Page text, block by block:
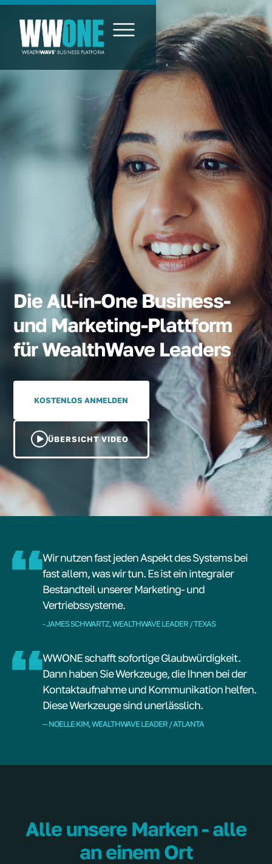
Die All-in-One Business-
und Marketing-Plattform
für WealthWave Leaders
KOSTENLOS ANMELDEN
ÜBERSICHT VIDEO
Wir nutzen fast jeden Aspekt des Systems bei
fast allem, was wir tun. Es ist ein integraler
Bestandteil unserer Marketing- und
Vertriebssysteme.
- JAMES SCHWARTZ, WEALTHWAVE LEADER / TEXAS
WWONE schafft sofortige Glaubwürdigkeit.
Dann haben Sie Werkzeuge, die Ihnen bei der
Kontaktaufnahme und Kommunikation helfen.
Diese Werkzeuge sind unerlässlich.
-- NOELLE KIM, WEALTHWAVE LEADER / ATLANTA
Alle unsere Marken - alle
an einem Ort